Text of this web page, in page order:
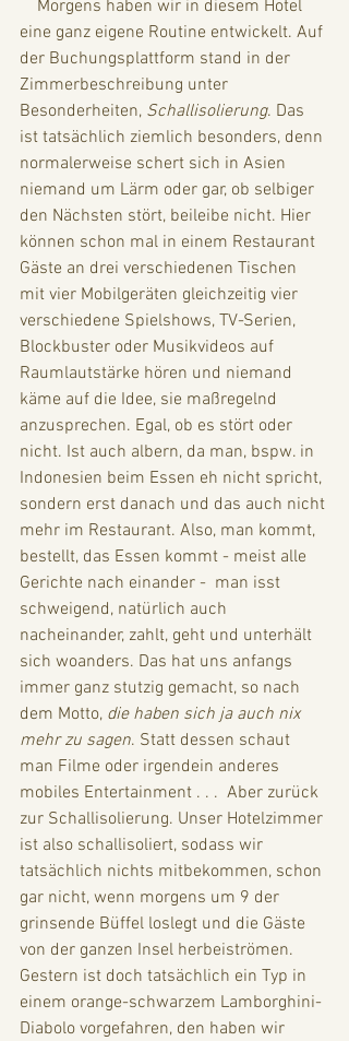
eine ganz eigene Routine entwickelt. Auf
der Buchungsplattform stand in der
Zimmerbeschreibung unter
Besonderheiten, Schallisolierung. Das
ist tatsächlich ziemlich besonders, denn
normalerweise schert sich in Asien
niemand um Lärm oder gar, ob selbiger
den Nächsten stört, beileibe nicht. Hier
können schon mal in einem Restaurant
Gäste an drei verschiedenen Tischen
mit vier Mobilgeräten gleichzeitig vier
verschiedene Spielshows, TV-Serien,
Blockbuster oder Musikvideos auf
Raumlautstärke hören und niemand
käme auf die Idee, sie maßregelnd
anzusprechen. Egal, ob es stört oder
nicht. Ist auch albern, da man, bspw. in
Indonesien beim Essen eh nicht spricht,
sondern erst danach und das auch nicht
mehr im Restaurant. Also, man kommt,
bestellt, das Essen kommt - meist alle
Gerichte nach einander -  man isst
schweigend, natürlich auch
nacheinander, zahlt, geht und unterhält
sich woanders. Das hat uns anfangs
immer ganz stutzig gemacht, so nach
dem Motto, die haben sich ja auch nix
mehr zu sagen. Statt dessen schaut
man Filme oder irgendein anderes
mobiles Entertainment . . .  Aber zurück
zur Schallisolierung. Unser Hotelzimmer
ist also schallisoliert, sodass wir
tatsächlich nichts mitbekommen, schon
gar nicht, wenn morgens um 9 der
grinsende Büffel loslegt und die Gäste
von der ganzen Insel herbeiströmen.
Gestern ist doch tatsächlich ein Typ in
einem orange-schwarzem Lamborghini-
Diabolo vorgefahren, den haben wir